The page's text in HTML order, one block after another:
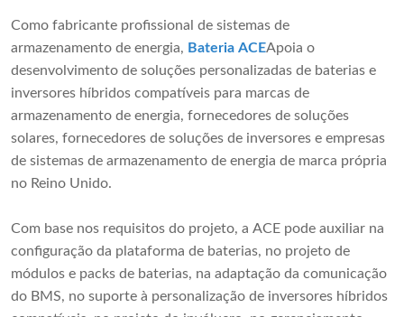
Como fabricante profissional de sistemas de
armazenamento de energia, Bateria ACEApoia o
desenvolvimento de soluções personalizadas de baterias e
inversores híbridos compatíveis para marcas de
armazenamento de energia, fornecedores de soluções
solares, fornecedores de soluções de inversores e empresas
de sistemas de armazenamento de energia de marca própria
no Reino Unido.
Com base nos requisitos do projeto, a ACE pode auxiliar na
configuração da plataforma de baterias, no projeto de
módulos e packs de baterias, na adaptação da comunicação
do BMS, no suporte à personalização de inversores híbridos